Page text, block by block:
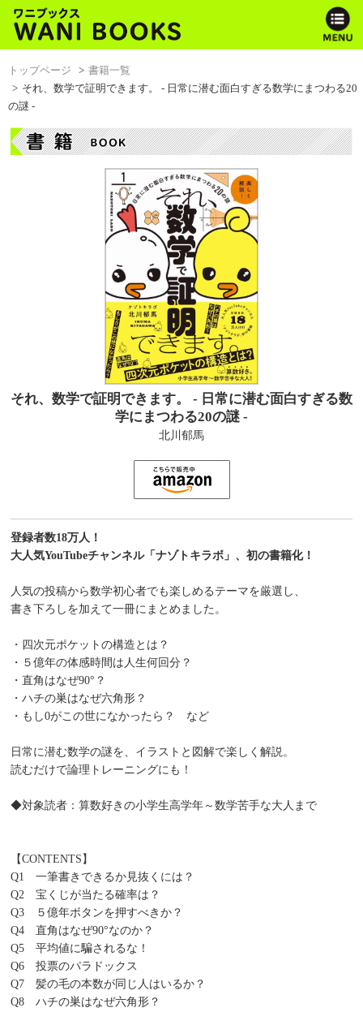
トップページ
書籍一覧
それ、数学で証明できます。 - 日常に潜む面白すぎる数学にまつわる20
の謎 -
それ、数学で証明できます。 - 日常に潜む面白すぎる数
学にまつわる20の謎 -
北川郁馬
登録者数18万人！
大人気YouTubeチャンネル「ナゾトキラボ」、初の書籍化！
人気の投稿から数学初心者でも楽しめるテーマを厳選し、
書き下ろしを加えて一冊にまとめました。
・四次元ポケットの構造とは？
・５億年の体感時間は人生何回分？
・直角はなぜ90°？
・ハチの巣はなぜ六角形？
・もし0がこの世になかったら？ など
日常に潜む数学の謎を、イラストと図解で楽しく解説。
読むだけで論理トレーニングにも！
◆対象読者：算数好きの小学生高学年～数学苦手な大人まで
【CONTENTS】
Q1 一筆書きできるか見抜くには？
Q2 宝くじが当たる確率は？
Q3 ５億年ボタンを押すべきか？
Q4 直角はなぜ90°なのか？
Q5 平均値に騙されるな！
Q6 投票のパラドックス
Q7 髪の毛の本数が同じ人はいるか？
Q8 ハチの巣はなぜ六角形？